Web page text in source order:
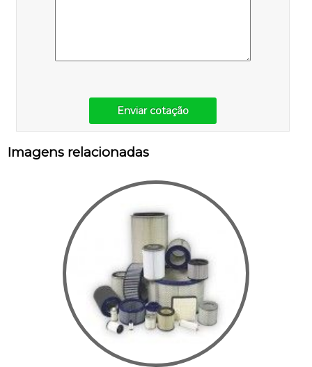
Enviar cotação
Imagens relacionadas